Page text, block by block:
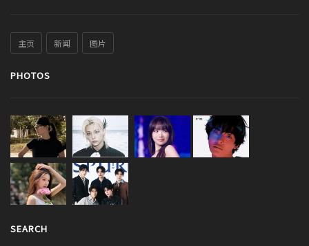
主页 新闻 图片
PHOTOS
SEARCH